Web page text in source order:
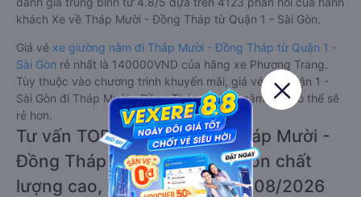
khách Xe về Tháp Mười - Đồng Tháp từ Quận 1 - Sài Gòn.
Giá vé xe giường nằm đi Tháp Mười - Đồng Tháp từ Quận 1 -
Sài Gòn rẻ nhất là 140000VND của hãng xe Phương Trang.
Tùy thuộc vào chương trình khuyến mãi, giá vé Xe Quận 1 -
Sài Gòn đi Tháp Mười - Đồng Tháp giường nằm này có thể sẽ
rẻ hơn.
Tư vấn TOP 2 xe khách đi Tháp Mười -
Đồng Tháp từ Quận 1 - Sài Gòn chất
lượng cao, uy tín, giá rẻ nhất 08/2026